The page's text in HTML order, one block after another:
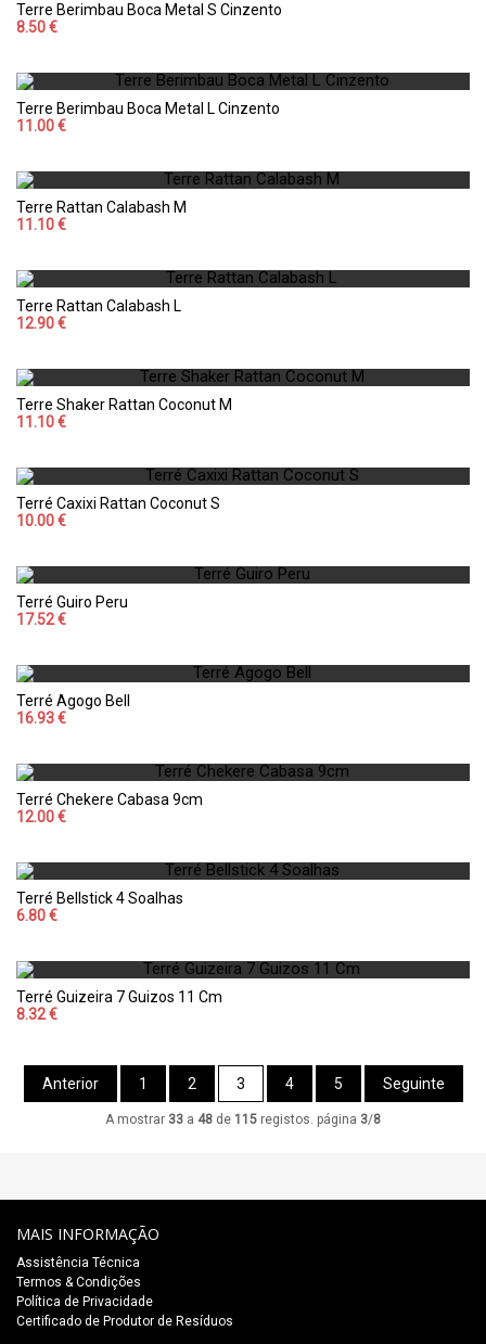
Terre Berimbau Boca Metal S Cinzento
8.50 €
Terre Berimbau Boca Metal L Cinzento
11.00 €
Terre Rattan Calabash M
11.10 €
Terre Rattan Calabash L
12.90 €
Terre Shaker Rattan Coconut M
11.10 €
Terré Caxixi Rattan Coconut S
10.00 €
Terré Guiro Peru
17.52 €
Terré Agogo Bell
16.93 €
Terré Chekere Cabasa 9cm
12.00 €
Terré Bellstick 4 Soalhas
6.80 €
Terré Guizeira 7 Guizos 11 Cm
8.32 €
Anterior 1 2 3 4 5 Seguinte
A mostrar 33 a 48 de 115 registos. página 3/8
MAIS INFORMAÇÃO
Assistência Técnica
Termos & Condições
Política de Privacidade
Certificado de Produtor de Resíduos